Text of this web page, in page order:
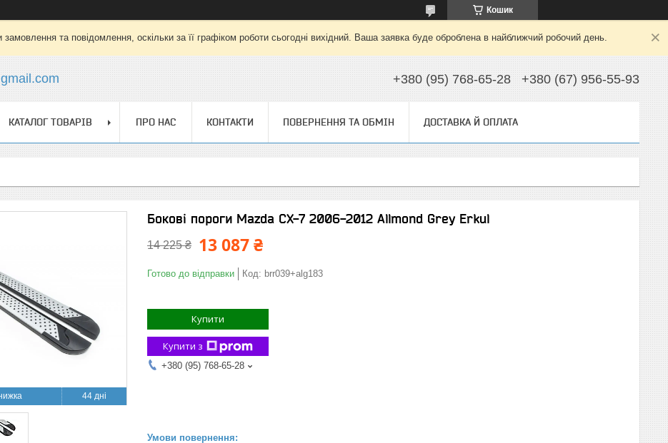
Кошик
та повідомлення, оскільки за її графіком роботи сьогодні вихідний. Ваша заявка буде оброблена в найближчий робочий день.
+380 (95) 768-65-28 +380 (67) 956-55-93
КАТАЛОГ ТОВАРІВ ПРО НАС КОНТАКТИ ПОВЕРНЕННЯ ТА ОБМІН ДОСТАВКА Й ОПЛАТА
44 дні
Бокові пороги Mazda CX-7 2006-2012 Allmond Grey Erkul
14 225 ₴ 13 087 ₴
Готово до відправки Код: brr039+alg183
Купити
Купити з
+380 (95) 768-65-28